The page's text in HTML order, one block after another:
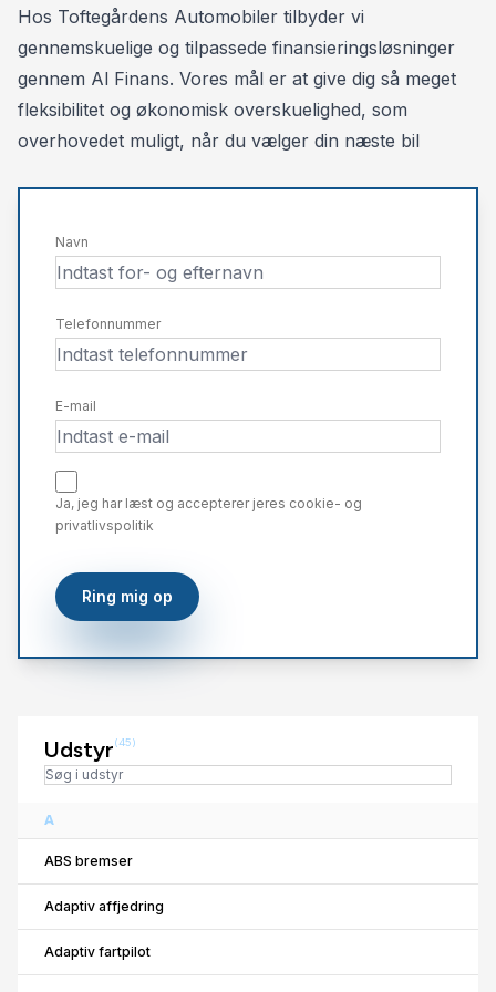
Ansvar- og kaskoforsikring. 800, - pr. md.
36 MÅNEDERS PRIVAT LEASING
1.gangsydelse: kr. 60.000, - inkl. moms
Ansvar- og kaskoforsikring. 800, - pr. md
Kontraktoprettelse 3.500,- ekskl. moms
Nummerplader 1.180,- inkl. moms,
Hos Toftegårdens Automobiler tilbyder vi
gennemskuelige og tilpassede finansieringsløsninger
gennem Al Finans. Vores mål er at give dig så meget
fleksibilitet og økonomisk overskuelighed, som
overhovedet muligt, når du vælger din næste bil
Navn
Telefonnummer
E-mail
Ja, jeg har læst og accepterer jeres cookie- og
privatlivspolitik
Ring mig op
Udstyr(45)
A
ABS bremser
Adaptiv affjedring
Adaptiv fartpilot